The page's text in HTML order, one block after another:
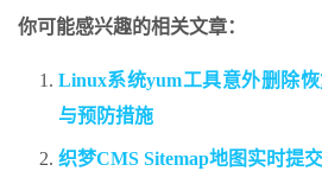
你可能感兴趣的相关文章：
Linux系统yum工具意外删除
与预防措施
织梦CMS Sitemap地图实时提